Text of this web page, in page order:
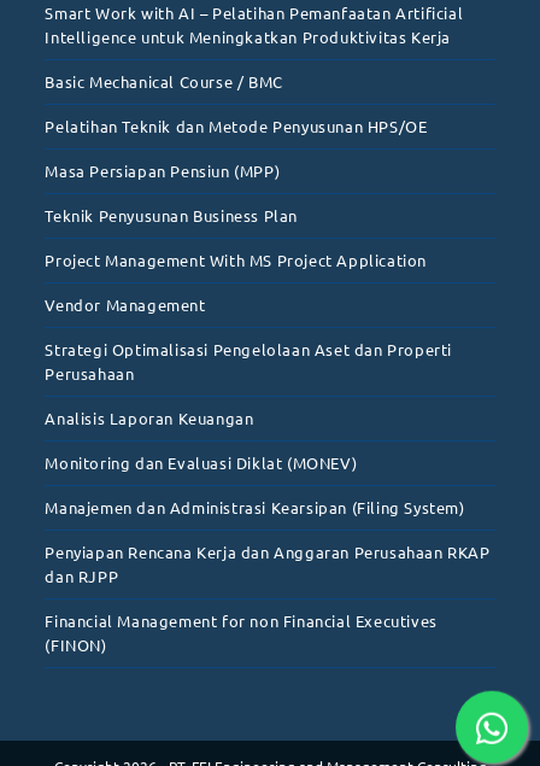
Smart Work with AI – Pelatihan Pemanfaatan Artificial
Intelligence untuk Meningkatkan Produktivitas Kerja
Basic Mechanical Course / BMC
Pelatihan Teknik dan Metode Penyusunan HPS/OE
Masa Persiapan Pensiun (MPP)
Teknik Penyusunan Business Plan
Project Management With MS Project Application
Vendor Management
Strategi Optimalisasi Pengelolaan Aset dan Properti
Perusahaan
Analisis Laporan Keuangan
Monitoring dan Evaluasi Diklat (MONEV)
Manajemen dan Administrasi Kearsipan (Filing System)
Penyiapan Rencana Kerja dan Anggaran Perusahaan RKAP
dan RJPP
Financial Management for non Financial Executives
(FINON)